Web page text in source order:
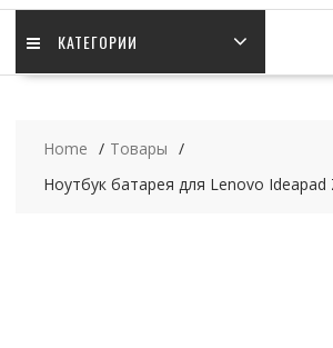
КАТЕГОРИИ
Home
Товары
Ноутбук батарея для Lenovo Ideapad